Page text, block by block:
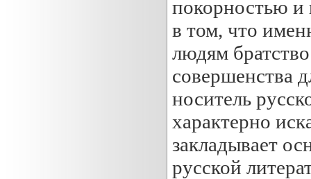
покорностью и
в том, что
людям
совершенства
носитель
характерно
закладывает
русской